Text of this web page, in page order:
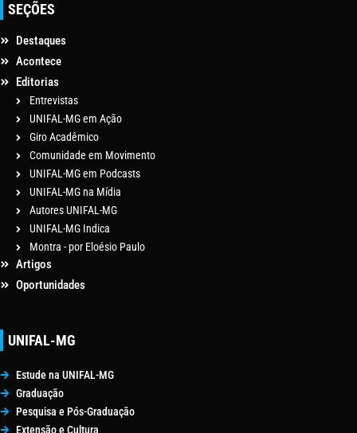
SEÇÕES
Destaques
Acontece
Editorias
Entrevistas
UNIFAL-MG em Ação
Giro Acadêmico
Comunidade em Movimento
UNIFAL-MG em Podcasts
UNIFAL-MG na Mídia
Autores UNIFAL-MG
UNIFAL-MG Indica
Montra - por Eloésio Paulo
Artigos
Oportunidades
UNIFAL-MG
Estude na UNIFAL-MG
Graduação
Pesquisa e Pós-Graduação
Extensão e Cultura